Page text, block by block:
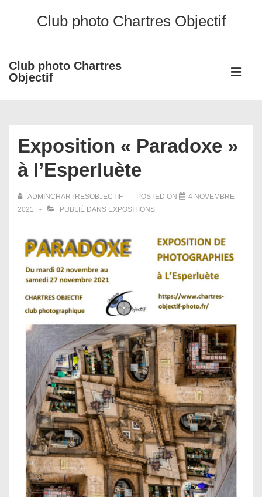
principal
Club photo Chartres Objectif
Club photo Chartres
Objectif
Main
Exposition « Paradoxe »
à l’Esperluète
ADMINCHARTRESOBJECTIF POSTED ON
4 NOVEMBRE
2021
PUBLIÉ DANS EXPOSITIONS